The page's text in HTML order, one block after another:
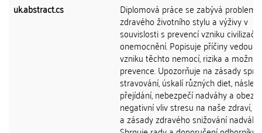
uk.abstract.cs
Diplomová práce se zabývá
zdravého životního stylu a výživy v
souvislosti s prevencí vzniku
onemocnění. Popisuje příčiny vedoucí
vzniku těchto nemocí, rizika a
prevence. Upozorňuje na zásady
stravování, úskalí různých diet,
přejídání, nebezpečí nadváhy a
negativní vliv stresu na naše zdraví,
a zásady zdravého snižování nadváhy.